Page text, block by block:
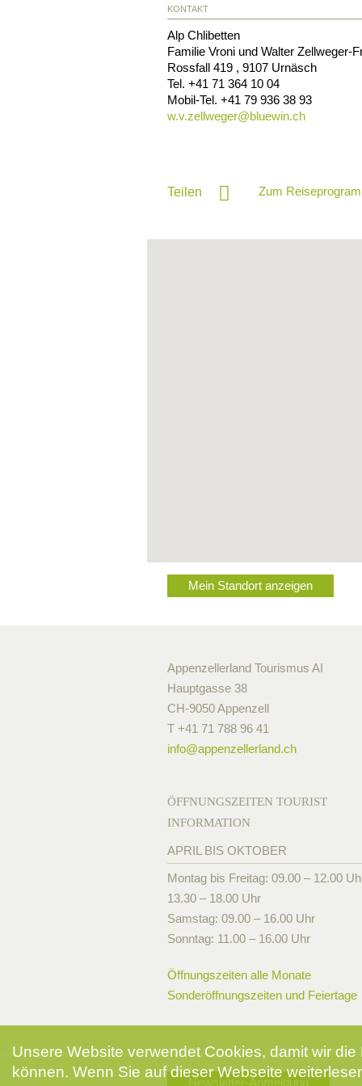
KONTAKT
Alp Chlibetten
Familie Vroni und Walter Zellweger-
Rossfall 419 , 9107 Urnäsch
Tel. +41 71 364 10 04
Mobil-Tel. +41 79 936 38 93
w.v.zellweger@bluewin.ch
Teilen Zum
Mein Standort anzeigen
Appenzellerland Tourismus AI
Hauptgasse 38
CH-9050 Appenzell
T +41 71 788 96 41
info@appenzellerland.ch
ÖFFNUNGSZEITEN TOURIST
INFORMATION
APRIL BIS OKTOBER
Montag bis Freitag: 09.00 – 12.00
13.30 – 18.00 Uhr
Samstag: 09.00 – 16.00 Uhr
Sonntag: 11.00 – 16.00 Uhr
Öffnungszeiten alle Monate
Sonderöffnungszeiten und Feiertage
Newsletter-Anmeldung
Unsere Website verwendet Cookies, damit wir
können. Wenn Sie auf dieser Webseite